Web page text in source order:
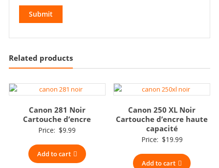
Related products
Canon 281 Noir
Cartouche d’encre
Price: $9.99
Add to cart
Canon 250 XL Noir
Cartouche d’encre haute
capacité
Price: $19.99
Add to cart